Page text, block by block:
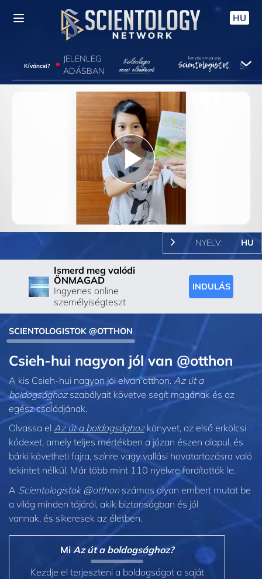
HU
Kíváncsi?
JELENLEG
ADÁSBAN
Play
Video
NYELV: HU
Ismerd meg valódi
ÖNMAGAD
Ingyenes online
személyiségteszt
INDULÁS
SCIENTOLOGISTOK @OTTHON
Csieh-hui nagyon jól van @otthon
A kis Csieh-hui nagyon jól elvan otthon.Az út a
boldogsághozszabályait követve segít magának és az
egész családjának.
Olvassa el Az út a boldogsághozkönyvet, az első erkölcsi
kódexet, amely teljes mértékben a józan észen alapul, és
bárki követheti fajra, színre vagy vallási hovatartozásra való
tekintet nélkül. Már több mint 110 nyelvre fordították le.
A Scientologistok @otthonszámos olyan embert mutat be
a világ minden tájáról, akik biztonságban és jól
vannak, és sikeresek az életben.
Mi Az út a boldogsághoz?
Kezdje el terjeszteni a boldogságot a saját